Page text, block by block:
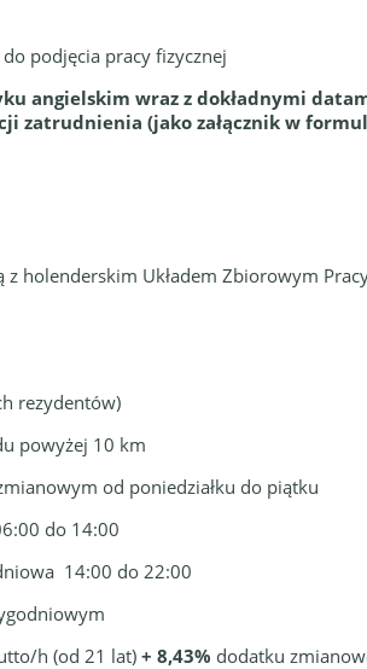
podjęcia pracy fizycznej
angielskim wraz z dokładnymi
zatrudnienia (jako załącznik w
z holenderskim Układem Zbiorowym
rezydentów)
powyżej 10 km
od poniedziałku do piątku
do 14:00
14:00 do 22:00
h (od 21 lat)+ 8,43% dodatku